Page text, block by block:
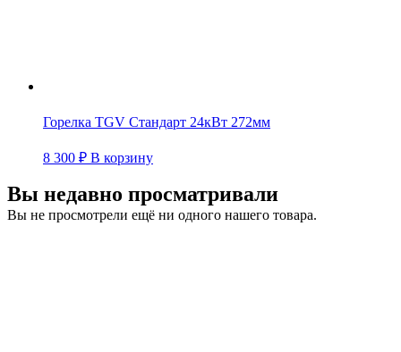
Горелка TGV Стандарт 24кВт 272мм
8 300 ₽ В корзину
Вы недавно просматривали
Вы не просмотрели ещё ни одного нашего товара.